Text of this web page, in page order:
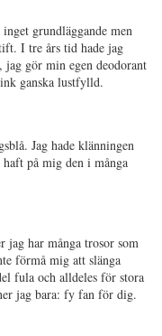
grundläggande men
I tre års tid hade jag
gör min egen deodorant
ganska lustfylld.
Jag hade klänningen
på mig den i många
jag har många trosor som
förmå mig att slänga
fula och alldeles för stora
jag bara: fy fan för dig.